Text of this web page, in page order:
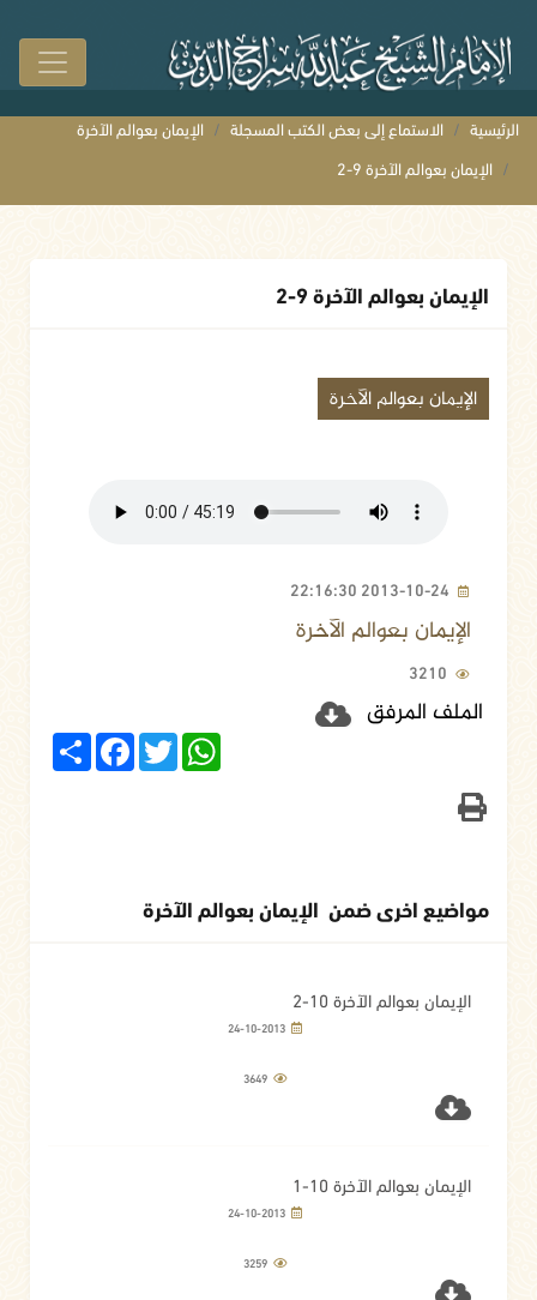
الرئيسية الاستماع إلى بعض الكتب المسجلة
الإيمان بعوالم الآخرة
الإيمان بعوالم الآخرة 9-2
الإيمان بعوالم الآخرة 9-2
الإيمان بعوالم الآخرة
2013-10-24 22:16:30
الإيمان بعوالم الآخرة
3210
الملف المرفق
Share
FacebookTwitter
WhatsApp
مواضيع اخرى ضمن الإيمان بعوالم الآخرة
الإيمان بعوالم الآخرة 10-2
24-10-2013
3649
الإيمان بعوالم الآخرة 10-1
24-10-2013
3259